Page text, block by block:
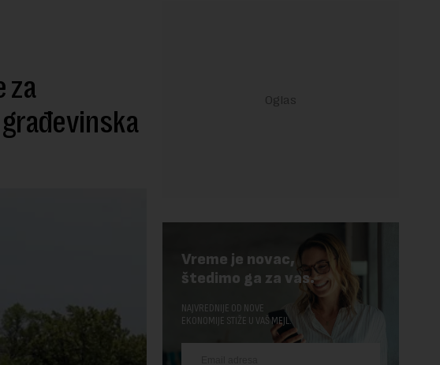
za
Vreme je novac,
štedimo ga za vas.
NAJVREDNIJE OD NOVE
EKONOMIJE STIŽE U VAŠ MEJL.